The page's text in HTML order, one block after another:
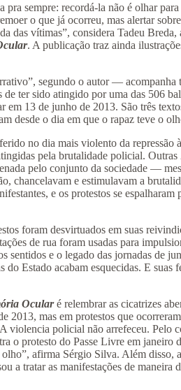
sempre: recordá-la não é olhar para
o que já ocorreu, mas alertar
das vítimas”, considera Tadeu Breda,
. A publicação traz ainda
segundo o autor — acompanha
ter sido atingido por uma das 506
em 13 de junho de 2013. São três
desde o dia em que o rapaz teve o
no dia mais violento da repressão
pela brutalidade policial.
pelo conjunto da sociedade —
chancelavam e estimulavam a
e os protestos se espalharam
foram desvirtuados em suas
de rua foram usadas para
sentidos e o legado das jornadas de
do Estado acabam esquecidas. E suas
Ocularé relembrar as cicatrizes
mas em protestos que
violencia policial não arrefeceu. Pelo
o protesto do Passe Livre em janeiro
afirma Sérgio Silva. Além disso,
a tratar as manifestações de maneira